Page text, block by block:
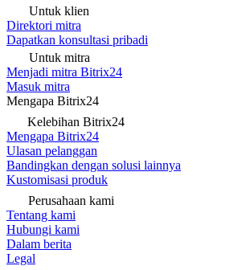
Untuk klien
Direktori mitra
Dapatkan konsultasi pribadi
Untuk mitra
Menjadi mitra Bitrix24
Masuk mitra
Mengapa Bitrix24
Kelebihan Bitrix24
Mengapa Bitrix24
Ulasan pelanggan
Bandingkan dengan solusi lainnya
Kustomisasi produk
Perusahaan kami
Tentang kami
Hubungi kami
Dalam berita
Legal